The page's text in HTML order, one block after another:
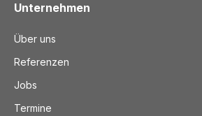
Unternehmen
Über uns
Referenzen
Jobs
Termine